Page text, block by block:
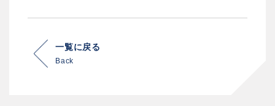
一覧に戻る
Back